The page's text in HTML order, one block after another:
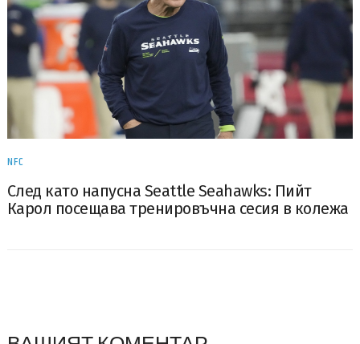
NFC
След като напусна Seattle Seahawks: Пийт
Карол посещава тренировъчна сесия в колежа